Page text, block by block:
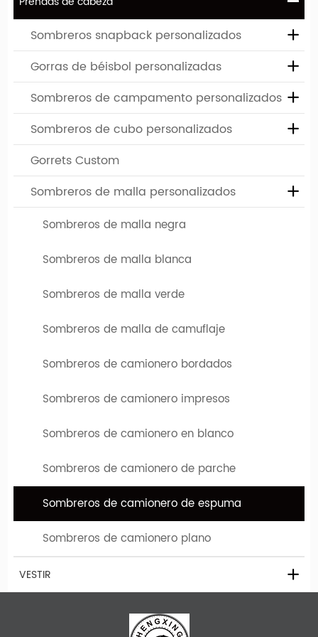
Diseña tu sombrero favorito
Si necesita sombreros personalizados de alta calidad, ha
venido al lugar correcto. Hengxing Caps Factory (hx-
caps.com) le ofrece la oportunidad de diseñar su propio
sombrero. Puede elegir entre varios sombreros diferentes,
que difieren tanto en el tipo de modelo como en color. El
en estos límites personalizados.
malla?
Lo llamamos "sombrero de malla" si la tela de Snapback Hats
o Hats de béisbol es de malla. Su diseño incluye un frente
Sección que se pone de pie alto y recto. El resto del
sombrero es construido de malla de plástico, con un cierre
de plástico en la parte posterior para una adaptabilidad
única para todos.
Búsqueda relacionada con los sombreros de malla
Sombreros snapback personalizados
Gorras de béisbol personalizadas
Sombreros de campamento personalizados
Sombreros de cubo personalizados
Gorrets Custom
Sombreros de malla personalizados
Sombreros de malla negra
Sombreros de malla blanca
Sombreros de malla verde
Sombreros de malla de camuflaje
Sombreros de camionero bordados
Sombreros de camionero impresos
Sombreros de camionero en blanco
Sombreros de camionero de parche
Sombreros de camionero de espuma
Sombreros de camionero plano
VESTIR